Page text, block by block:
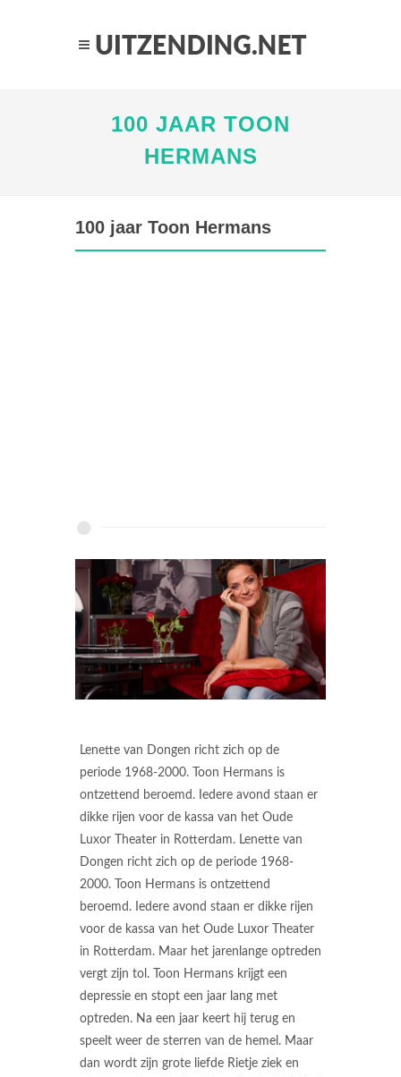
100 JAAR TOON
HERMANS
100 jaar Toon Hermans
Lenette van Dongen richt zich op de
periode 1968-2000. Toon Hermans is
ontzettend beroemd. Iedere avond staan er
dikke rijen voor de kassa van het Oude
Luxor Theater in Rotterdam. Lenette van
Dongen richt zich op de periode 1968-
2000. Toon Hermans is ontzettend
beroemd. Iedere avond staan er dikke rijen
voor de kassa van het Oude Luxor Theater
in Rotterdam. Maar het jarenlange optreden
vergt zijn tol. Toon Hermans krijgt een
depressie en stopt een jaar lang met
optreden. Na een jaar keert hij terug en
speelt weer de sterren van de hemel. Maar
dan wordt zijn grote liefde Rietje ziek en